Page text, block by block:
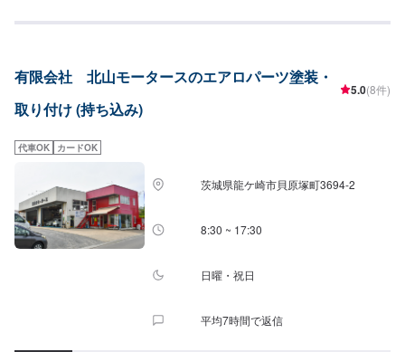
いて/パーツのお持ち込みは可能です！ご希望の方はオファーをお送りいただ
ださい。\代車について/作業中は代車をお出しすることも可能ですので、ご希
望の方はお気軽にお申し付けください。※燃料代はお客さま負担となります。
\営業時間・定休日/営業時間：8:45～18:00定休日：日曜日
有限会社 北山モータースのエアロパーツ塗装・
取り付け (持ち込み)
5.0(8件)
代車OK カードOK
茨城県龍ケ崎市貝原塚町3694-2
8:30 ~ 17:30
日曜・祝日
平均7時間で返信